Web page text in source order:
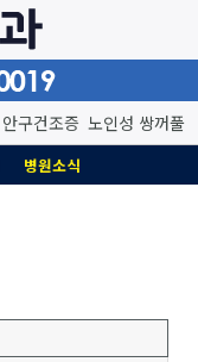
안구건조증 노인성 쌍꺼풀
병원소식